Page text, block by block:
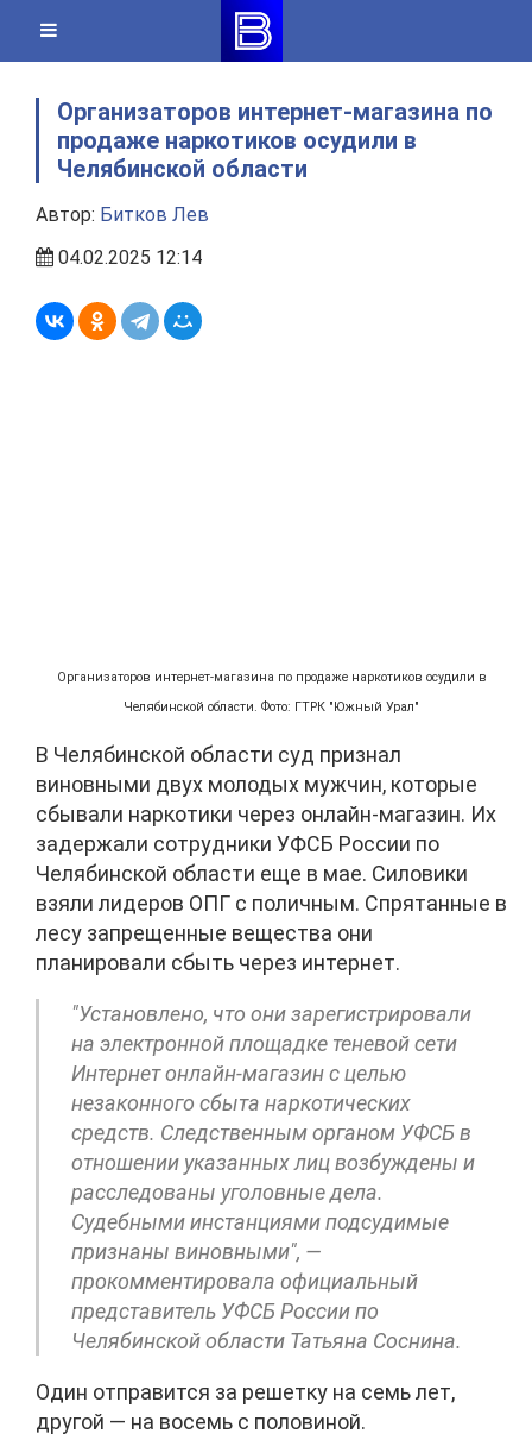
content
Организаторов интернет-магазина по
продаже наркотиков осудили в
Челябинской области
Автор: Битков Лев
04.02.2025 12:14
Организаторов интернет-магазина по продаже наркотиков осудили в
Челябинской области. Фото: ГТРК "Южный Урал"
В Челябинской области суд признал
виновными двух молодых мужчин, которые
сбывали наркотики через онлайн-магазин. Их
задержали сотрудники УФСБ России по
Челябинской области еще в мае. Силовики
взяли лидеров ОПГ с поличным. Спрятанные в
лесу запрещенные вещества они
планировали сбыть через интернет.
"Установлено, что они зарегистрировали
на электронной площадке теневой сети
Интернет онлайн-магазин с целью
незаконного сбыта наркотических
средств. Следственным органом УФСБ в
отношении указанных лиц возбуждены и
расследованы уголовные дела.
Судебными инстанциями подсудимые
признаны виновными", —
прокомментировала официальный
представитель УФСБ России по
Челябинской области Татьяна Соснина.
Один отправится за решетку на семь лет,
другой — на восемь с половиной.